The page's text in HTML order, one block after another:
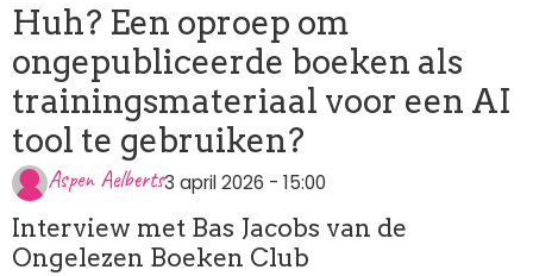
Huh? Een oproep om
ongepubliceerde boeken als
trainingsmateriaal voor een AI
tool te gebruiken?
Aspen Aelberts3 april 2026 - 15:00
Interview met Bas Jacobs van de
Ongelezen Boeken Club